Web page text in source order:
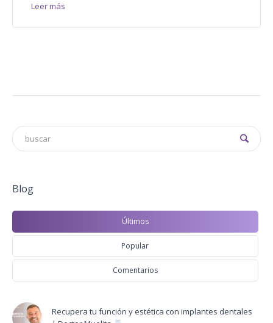
Leer más
Blog
Últimos
Popular
Comentarios
Recupera tu función y estética con implantes dentales